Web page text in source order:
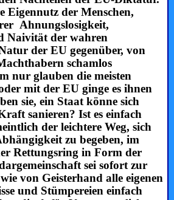
Eigennutz der Menschen,
Ahnungslosigkeit,
Naivität der wahren
der EU gegenüber, von
schamlos
nur glauben die meisten
mit der EU ginge es ihnen
sie, ein Staat könne sich
sanieren? Ist es einfach
der leichtere Weg, sich
zu begeben, im
Rettungsring in Form der
sei sofort zur
von Geisterhand alle eigenen
und Stümpereien einfach